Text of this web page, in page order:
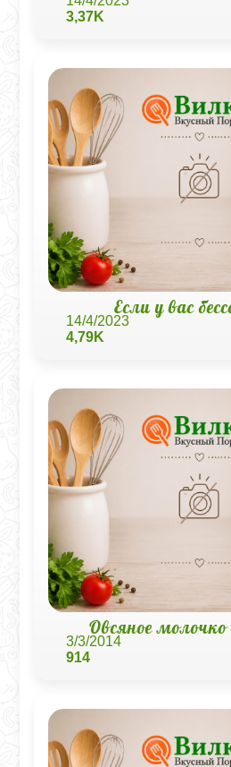
3,37K
Если у вас
14/4/2023
4,79K
Овсяное
3/3/2014
914